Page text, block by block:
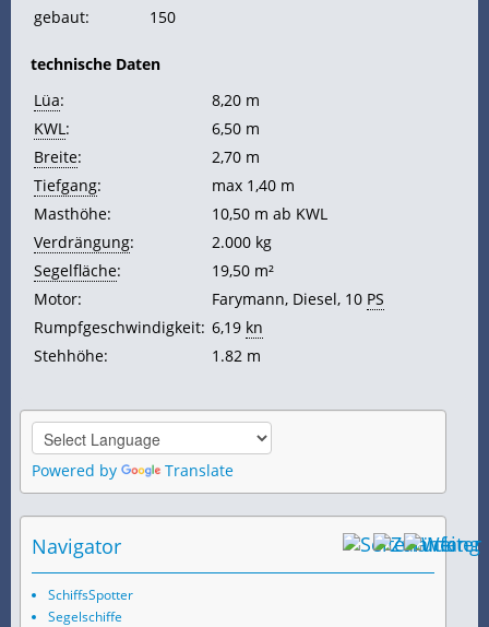
gebaut:
150
technische Daten
Lüa:
8,20 m
KWL :
6,50 m
Breite:
2,70 m
Tiefgang:
max 1,40 m
Masthöhe:
10,50 m ab KWL
Verdrängung:
2.000 kg
Segelfläche:
19,50 m²
Motor:
Farymann, Diesel, 10 PS
Rumpfgeschwindigkeit: 6,19 kn
Stehhöhe:
1.82 m
Powered by Translate
Navigator
SchiffsSpotter
Segelschiffe